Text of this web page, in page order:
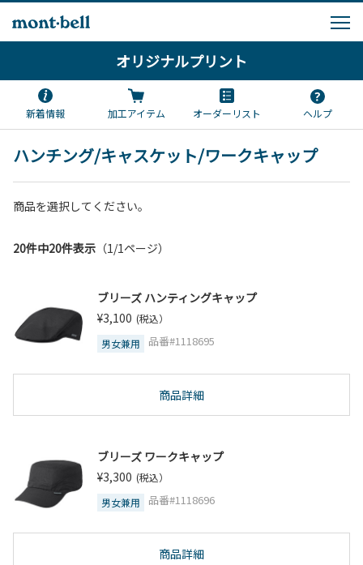
オリジナルプリント
新着情報 加工アイテム オーダーリスト ヘルプ
ハンチング/キャスケット/ワークキャップ
商品を選択してください。
20件中20件表示 （1/1ページ）
ブリーズ ハンティングキャップ
¥3,100 (税込）
男女兼用
品番#1118695
商品詳細
ブリーズ ワークキャップ
¥3,300 (税込）
男女兼用
品番#1118696
商品詳細